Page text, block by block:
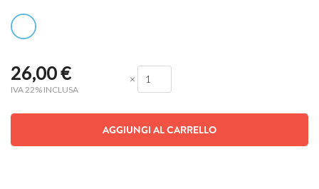
26,00€
IVA 22% INCLUSA
×
AGGIUNGI AL CARRELLO